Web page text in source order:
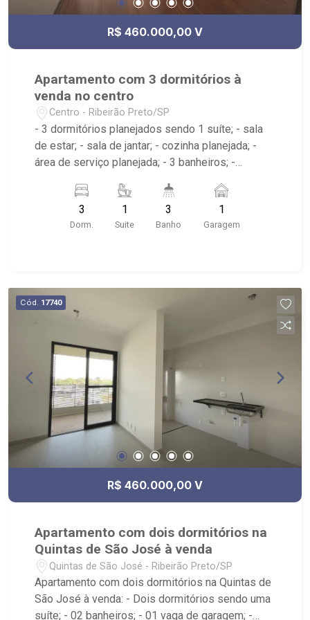
R$ 460.000,00 V
Apartamento com 3 dormitórios à
venda no centro
Centro - Ribeirão Preto/SP
- 3 dormitórios planejados sendo 1 suíte; - sala
de estar; - sala de jantar; - cozinha planejada; -
área de serviço planejada; - 3 banheiros; -
Toca Papelaria
3
Dorm.
1
Suite
3
Banho
1
Garagem
Cód. 17740
R$ 460.000,00 V
Apartamento com dois dormitórios na
Quintas de São José à venda
Quintas de São José - Ribeirão Preto/SP
Apartamento com dois dormitórios na Quintas de
São José à venda: - Dois dormitórios sendo uma
suíte; - 02 banheiros; - 01 vaga de garagem; -